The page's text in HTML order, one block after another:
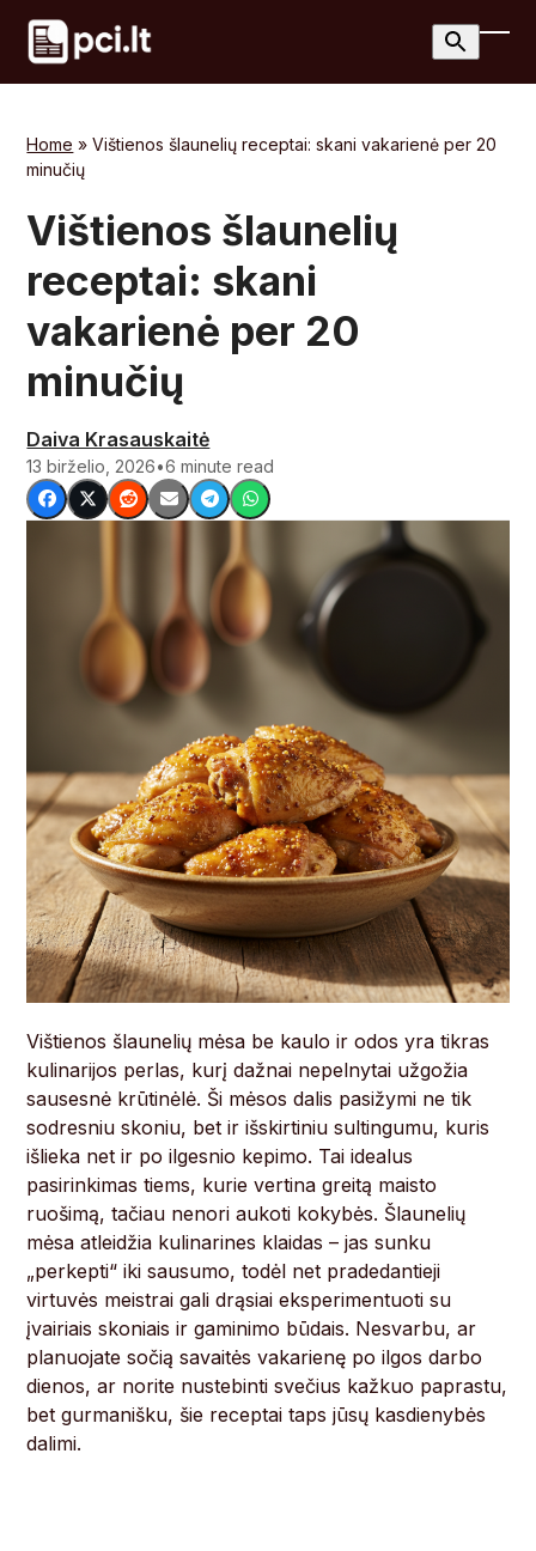
Skip
content
Home »Vištienos šlaunelių receptai: skani vakarienė per 20
minučių
Vištienos šlaunelių
receptai: skani
vakarienė per 20
minučių
Daiva Krasauskaitė
13 birželio, 2026•6 minute read
Vištienos šlaunelių mėsa be kaulo ir odos yra tikras
kulinarijos perlas, kurį dažnai nepelnytai užgožia
sausesnė krūtinėlė. Ši mėsos dalis pasižymi ne tik
sodresniu skoniu, bet ir išskirtiniu sultingumu, kuris
išlieka net ir po ilgesnio kepimo. Tai idealus
pasirinkimas tiems, kurie vertina greitą maisto
ruošimą, tačiau nenori aukoti kokybės. Šlaunelių
mėsa atleidžia kulinarines klaidas – jas sunku
„perkepti“ iki sausumo, todėl net pradedantieji
virtuvės meistrai gali drąsiai eksperimentuoti su
įvairiais skoniais ir gaminimo būdais. Nesvarbu, ar
planuojate sočią savaitės vakarienę po ilgos darbo
dienos, ar norite nustebinti svečius kažkuo paprastu,
bet gurmanišku, šie receptai taps jūsų kasdienybės
dalimi.